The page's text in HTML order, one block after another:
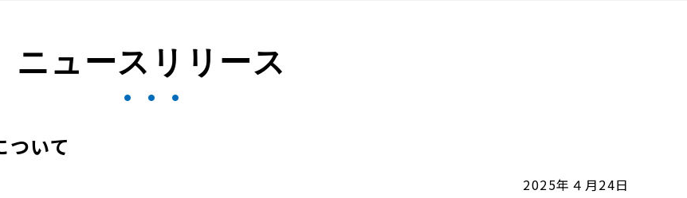
ニュースリリース
ついて
2025年４月24日